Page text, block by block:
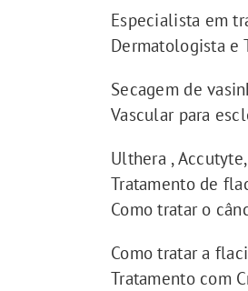
Especialista em
Dermatologista e
Secagem de
Vascular para
Ulthera ,
Tratamento de
Como tratar o
Como tratar a
Tratamento com